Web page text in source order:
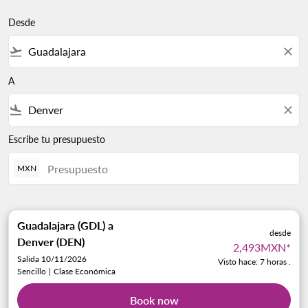
Desde
flight_takeoff close
A
flight_land close
Escribe tu presupuesto
MXN
Guadalajara (GDL) a
Denver (DEN)
Salida 10/11/2026
Sencillo | Clase Económica
desde
2,493MXN*
Visto hace: 7 horas .
Book now